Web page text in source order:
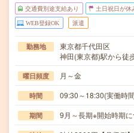
交通費別途支給あり 土日祝日が休
WEB登録OK 派遣
勤務地
東京都千代田区
神田(東京都)駅から徒
曜日頻度 月～金
時間 09:30～18:30(実働時
期間 9月～長期※開始時期